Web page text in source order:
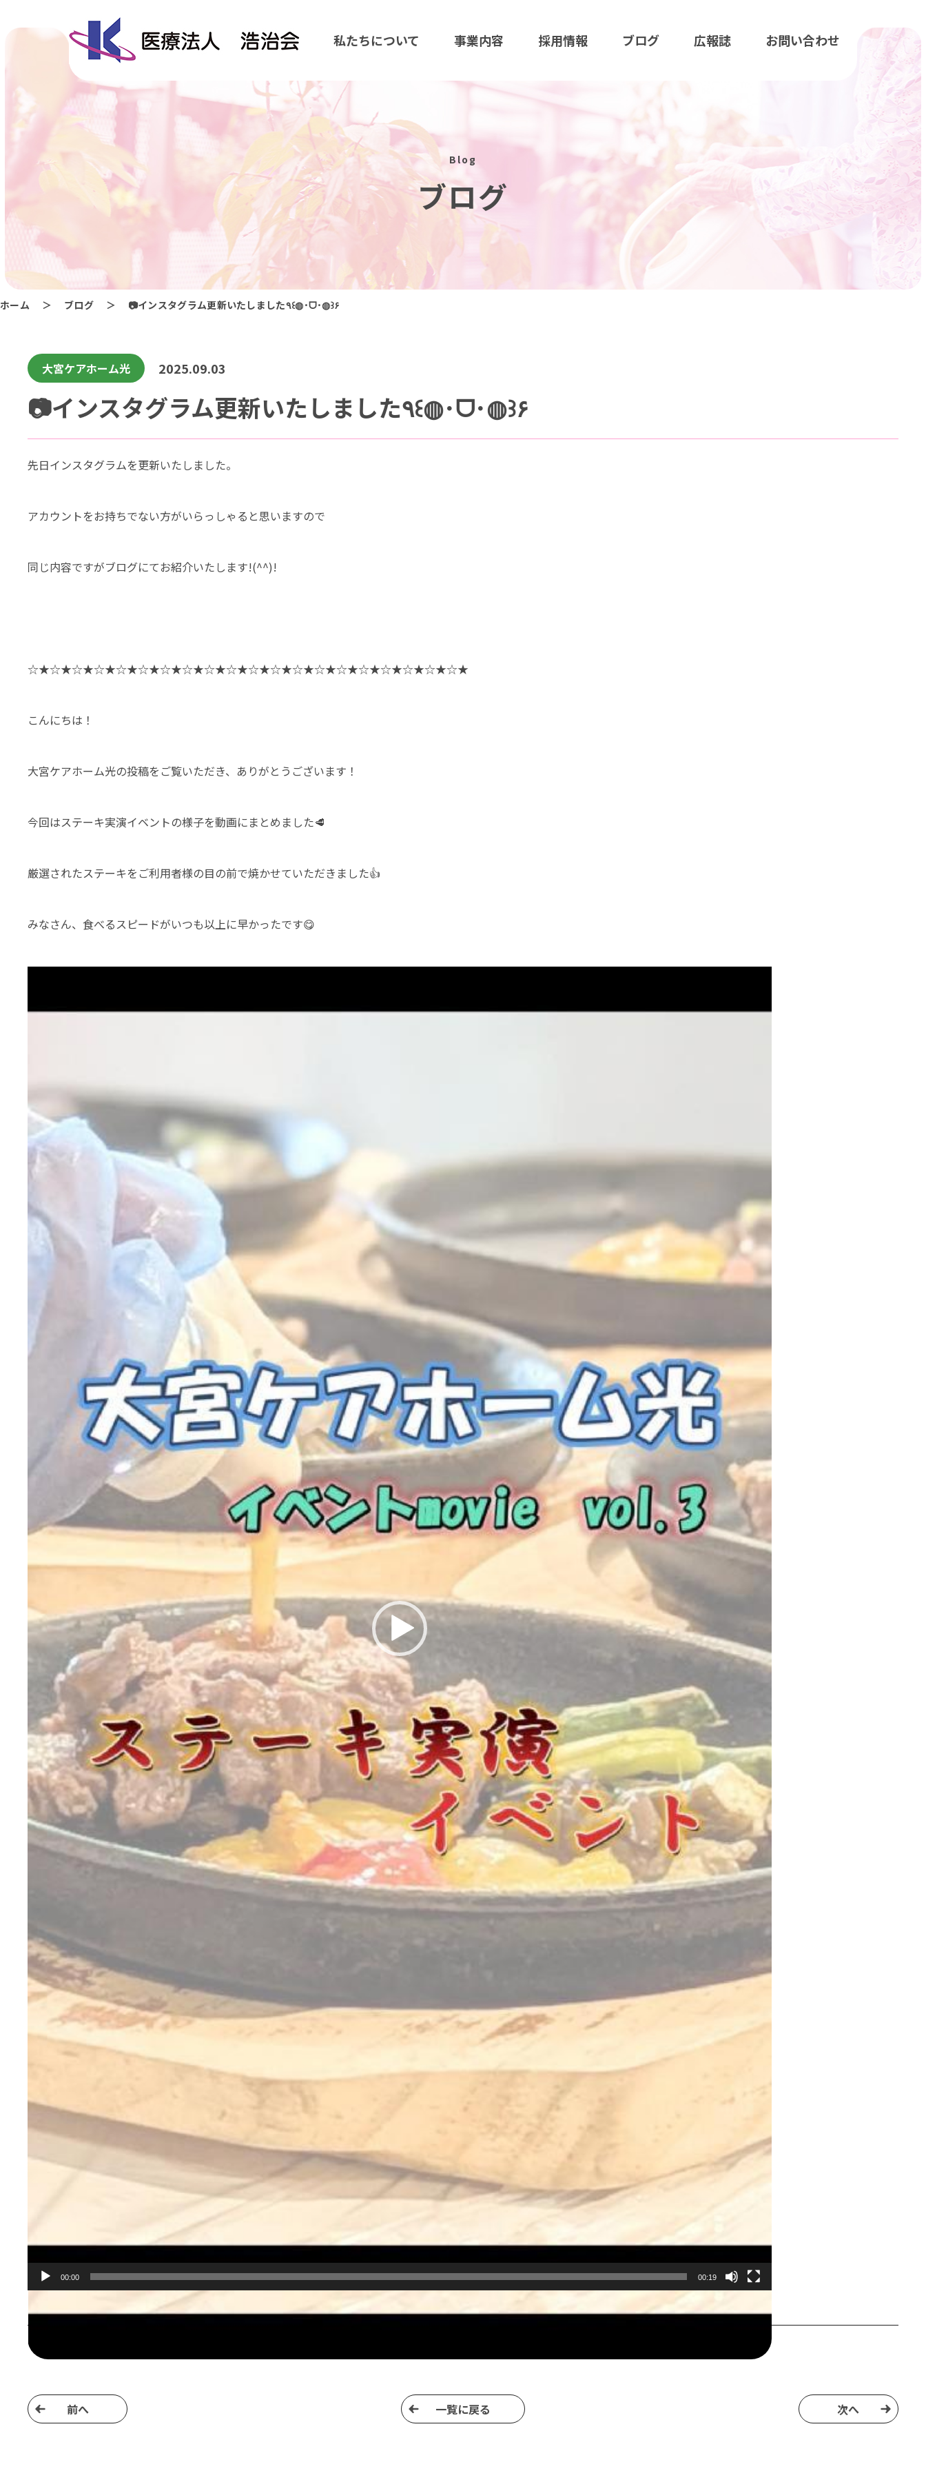
私たちについて 事業内容 採用情報 ブログ 広報誌 お問い合わせ
Blog
ブログ
ホーム ブログ 📷インスタグラム更新いたしました٩꒰◍･ᗜ･◍꒱۶
大宮ケアホーム光 2025.09.03
📷インスタグラム更新いたしました٩꒰◍･ᗜ･◍꒱۶
先日インスタグラムを更新いたしました。
アカウントをお持ちでない方がいらっしゃると思いますので
同じ内容ですがブログにてお紹介いたします!(^^)!
☆★☆★☆★☆★☆★☆★☆★☆★☆★☆★☆★☆★☆★☆★☆★☆★☆★☆★☆★☆★
こんにちは！
大宮ケアホーム光の投稿をご覧いただき、ありがとうございます！
今回はステーキ実演イベントの様子を動画にまとめました🥩
厳選されたステーキをご利用者様の目の前で焼かせていただきました👍
みなさん、食べるスピードがいつも以上に早かったです😋
動
ー
00:00 00:19
前へ ⼀覧に戻る 次へ